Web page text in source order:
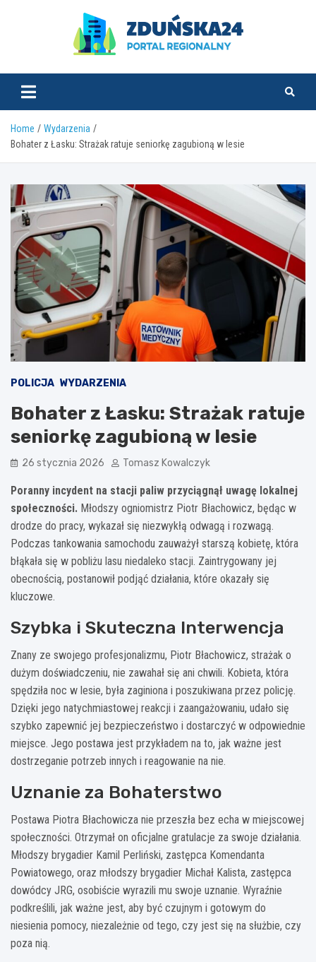
zdunska24.pl
Home
Wydarzenia
Bohater z Łasku: Strażak ratuje seniorkę zagubioną w lesie
POLICJA WYDARZENIA
Bohater z Łasku: Strażak ratuje
seniorkę zagubioną w lesie
26 stycznia 2026 Tomasz Kowalczyk
Poranny incydent na stacji paliw przyciągnął uwagę lokalnej
społeczności. Młodszy ogniomistrz Piotr Błachowicz, będąc w
drodze do pracy, wykazał się niezwykłą odwagą i rozwagą.
Podczas tankowania samochodu zauważył starszą kobietę, która
błąkała się w pobliżu lasu niedaleko stacji. Zaintrygowany jej
obecnością, postanowił podjąć działania, które okazały się
kluczowe.
Szybka i Skuteczna Interwencja
Znany ze swojego profesjonalizmu, Piotr Błachowicz, strażak o
dużym doświadczeniu, nie zawahał się ani chwili. Kobieta, która
spędziła noc w lesie, była zaginiona i poszukiwana przez policję.
Dzięki jego natychmiastowej reakcji i zaangażowaniu, udało się
szybko zapewnić jej bezpieczeństwo i dostarczyć w odpowiednie
miejsce. Jego postawa jest przykładem na to, jak ważne jest
dostrzeganie potrzeb innych i reagowanie na nie.
Uznanie za Bohaterstwo
Postawa Piotra Błachowicza nie przeszła bez echa w miejscowej
społeczności. Otrzymał on oficjalne gratulacje za swoje działania.
Młodszy brygadier Kamil Perliński, zastępca Komendanta
Powiatowego, oraz młodszy brygadier Michał Kalista, zastępca
dowódcy JRG, osobiście wyrazili mu swoje uznanie. Wyraźnie
podkreślili, jak ważne jest, aby być czujnym i gotowym do
niesienia pomocy, niezależnie od tego, czy jest się na służbie, czy
poza nią.